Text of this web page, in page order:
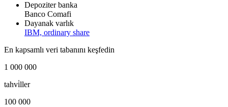
Depoziter banka
Banco Comafi
Dayanak varlık
IBM, ordinary share
En kapsamlı veri tabanını keşfedin
1 000 000
tahvi̇ller
100 000